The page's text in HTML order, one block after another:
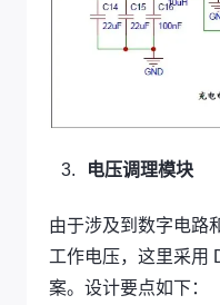
电压调理模块
由于涉及到数字电路
工作电压，这里采用
案。设计要点如下：